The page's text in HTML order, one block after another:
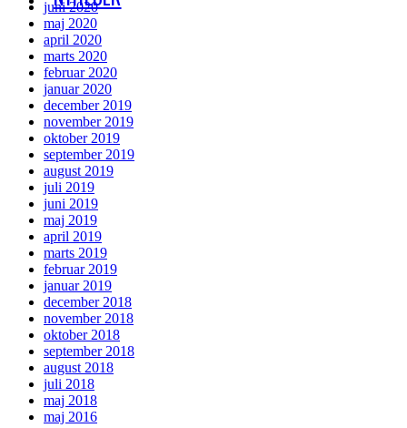
juni 2020
maj 2020
april 2020
marts 2020
februar 2020
januar 2020
december 2019
november 2019
oktober 2019
september 2019
august 2019
juli 2019
juni 2019
maj 2019
april 2019
marts 2019
februar 2019
januar 2019
december 2018
november 2018
oktober 2018
september 2018
august 2018
juli 2018
maj 2018
maj 2016